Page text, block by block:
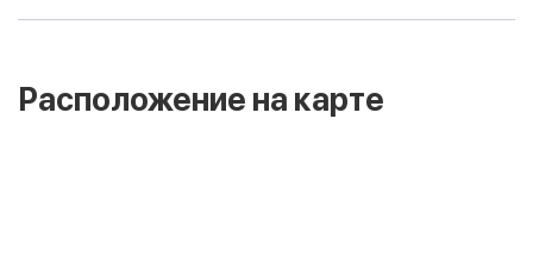
Расположение на карте